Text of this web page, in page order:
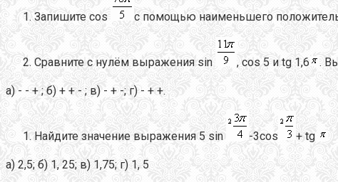
Запишите cos с помощью наименьшего
Сравните с нулём выражения sin , cos 5 и tg 1,6 .
а) - - + ; б) + + - ; в) - + -; г) - + +.
Найдите значение выражения 5 sin -3cos + tg
а) 2,5; б) 1, 25; в) 1,75; г) 1, 5